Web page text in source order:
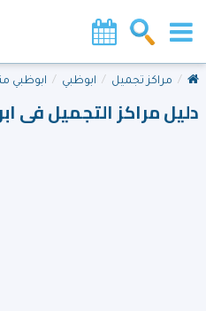
مراكز تجميل ابوظبي ابوظبي
دليل مراكز التجميل فى